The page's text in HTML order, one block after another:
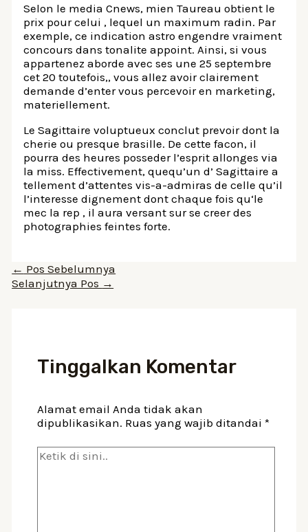
Selon le media Cnews, mien Taureau obtient le
prix pour celui , lequel un maximum radin. Par
exemple, ce indication astro engendre vraiment
concours dans tonalite appoint. Ainsi, si vous
appartenez aborde avec ses une 25 septembre
cet 20 toutefois,, vous allez avoir clairement
demande d’enter vous percevoir en marketing,
materiellement.
Le Sagittaire voluptueux conclut prevoir dont la
cherie ou presque brasille. De cette facon, il
pourra des heures posseder l’esprit allonges via
la miss. Effectivement, quequ’un d’ Sagittaire a
tellement d’attentes vis-a-admiras de celle qu’il
l’interesse dignement dont chaque fois qu‘le
mec la rep , il aura versant sur se creer des
photographies feintes forte.
Navigasi
pos
← Pos Sebelumnya
Selanjutnya Pos →
Tinggalkan Komentar
Alamat email Anda tidak akan
dipublikasikan. Ruas yang wajib ditandai *
Ketik